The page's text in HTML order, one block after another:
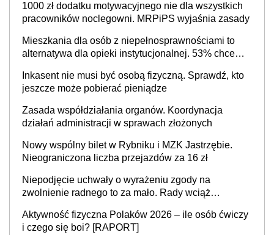
cały kraj
1000 zł dodatku motywacyjnego nie dla wszystkich
pracowników noclegowni. MRPiPS wyjaśnia zasady
Mieszkania dla osób z niepełnosprawnościami to
alternatywa dla opieki instytucjonalnej. 53% chce
Inkasent nie musi być osobą fizyczną. Sprawdź, kto
jeszcze może pobierać pieniądze
Zasada współdziałania organów. Koordynacja
działań administracji w sprawach złożonych
Nowy wspólny bilet w Rybniku i MZK Jastrzębie.
Nieograniczona liczba przejazdów za 16 zł
Niepodjęcie uchwały o wyrażeniu zgody na
zwolnienie radnego to za mało. Rady wciąż
sprawy
Aktywność fizyczna Polaków 2026 – ile osób ćwiczy
i czego się boi? [RAPORT]